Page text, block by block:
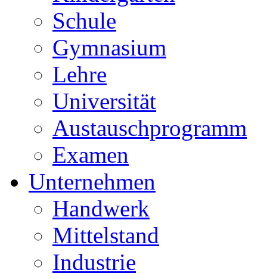
Schule
Gymnasium
Lehre
Universität
Austauschprogramm
Examen
Unternehmen
Handwerk
Mittelstand
Industrie